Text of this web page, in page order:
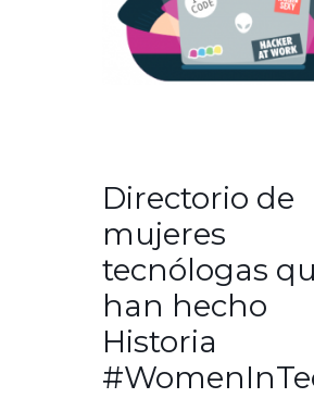
Directorio de
mujeres
tecnólogas
han hecho
Historia